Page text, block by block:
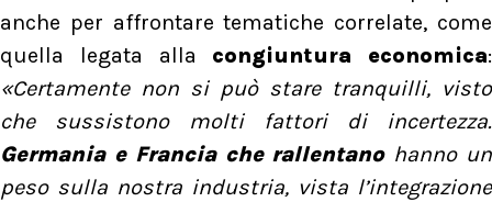
anche per affrontare tematiche correlate, come
quella legata alla congiuntura economica:
«Certamente non si può stare tranquilli, visto
che sussistono molti fattori di incertezza.
Germania e Francia che rallentano hanno un
peso sulla nostra industria, vista l’integrazione